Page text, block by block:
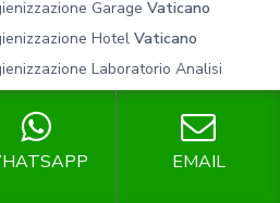
Garage Vaticano
Hotel Vaticano
Laboratorio Analisi
Mense
Vaticano
Navi
VaticanoEMAIL